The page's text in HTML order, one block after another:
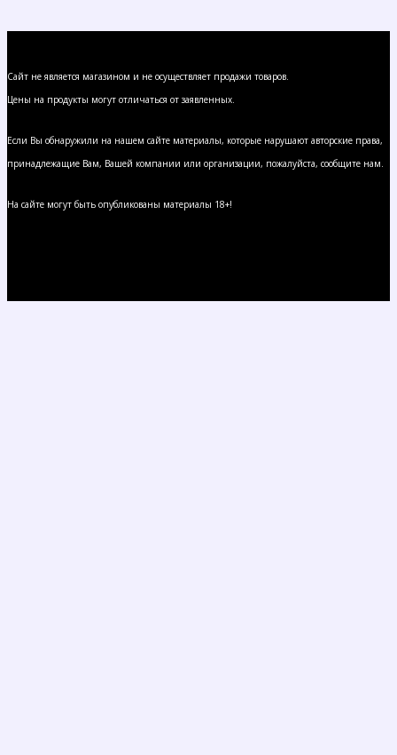
Сайт не является магазином и не осуществляет продажи товаров.
Цены на продукты могут отличаться от заявленных.
Если Вы обнаружили на нашем сайте материалы, которые нарушают авторские права,
принадлежащие Вам, Вашей компании или организации, пожалуйста, сообщите нам.
На сайте могут быть опубликованы материалы 18+!